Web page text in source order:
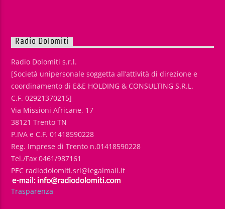
Radio Dolomiti
Radio Dolomiti s.r.l.
[Società unipersonale soggetta all’attività di direzione e
coordinamento di E&E HOLDING & CONSULTING S.R.L.
C.F. 02921370215]
Via Missioni Africane, 17
38121 Trento TN
P.IVA e C.F. 01418590228
Reg. Imprese di Trento n.01418590228
Tel./Fax 0461/987161
PEC radiodolomiti.srl@legalmail.it
Trasparenza